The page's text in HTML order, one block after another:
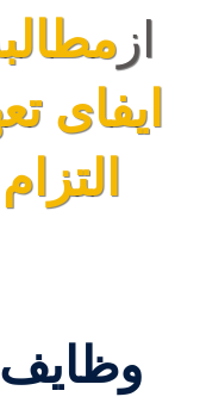
از
ایفای
التزام